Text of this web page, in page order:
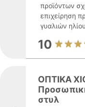
προϊόντων
επιχείρηση
γυαλιών
10
ΟΠΤΙΚΑ
στυλ